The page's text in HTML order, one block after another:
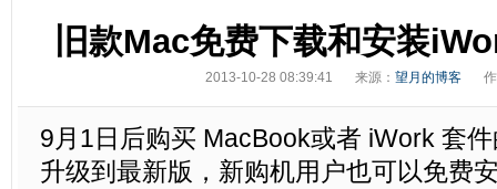
旧款Mac免费下载和安装
2013-10-28 08:39:41 来源： 望月的博客
9月1日后购买 MacBook或者 iWork 套
升级到最新版，新购机用户也可以免费